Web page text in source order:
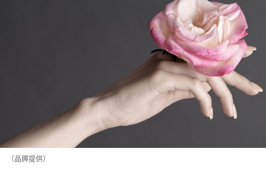
（品牌提供）